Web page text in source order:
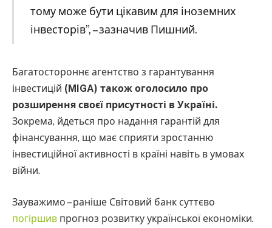
тому може бути цікавим для іноземних
інвесторів”, – зазначив Пишний.
Багатостороннє агентство з гарантування
інвестицій (MIGA) також оголосило про
розширення своєї присутності в Україні.
Зокрема, йдеться про надання гарантій для
фінансування, що має сприяти зростанню
інвестиційної активності в країні навіть в умовах
війни.
Зауважимо – раніше Світовий банк суттєво
погіршив прогноз розвитку української економіки.